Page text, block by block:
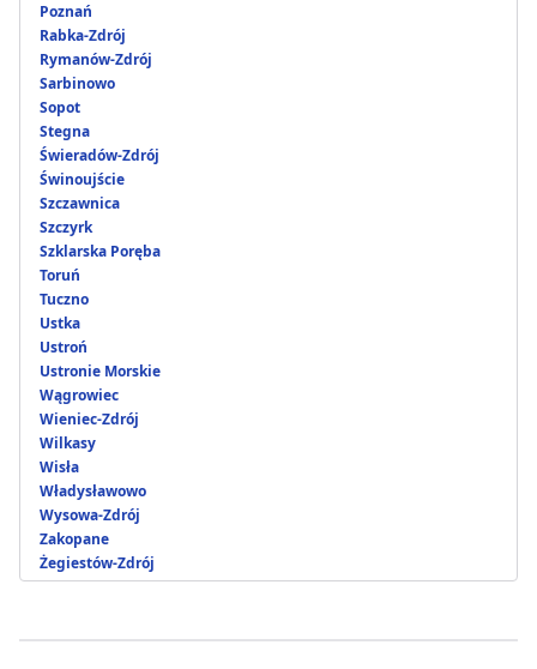
Poznań
Rabka-Zdrój
Rymanów-Zdrój
Sarbinowo
Sopot
Stegna
Świeradów-Zdrój
Świnoujście
Szczawnica
Szczyrk
Szklarska Poręba
Toruń
Tuczno
Ustka
Ustroń
Ustronie Morskie
Wągrowiec
Wieniec-Zdrój
Wilkasy
Wisła
Władysławowo
Wysowa-Zdrój
Zakopane
Żegiestów-Zdrój